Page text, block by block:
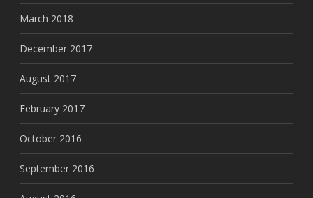
March 2018
December 2017
August 2017
February 2017
October 2016
September 2016